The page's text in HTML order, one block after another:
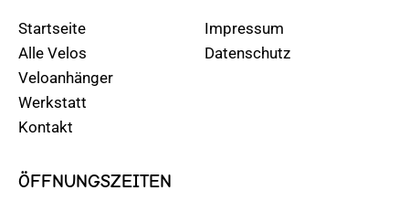
Startseite
Alle Velos
Veloanhänger
Werkstatt
Kontakt
Impressum
Datenschutz
ÖFFNUNGSZEITEN